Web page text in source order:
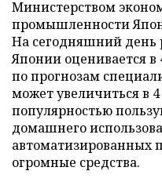
Министерством
промышленности
На сегодняшний день
Японии оценивается
по прогнозам
может увеличиться в
популярностью
домашнего
автоматизированных
огромные средства.